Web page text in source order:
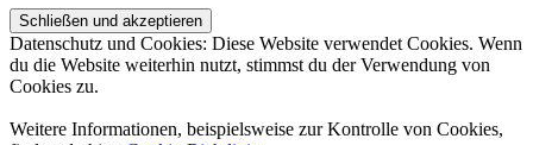
Datenschutz und Cookies: Diese Website verwendet Cookies. Wenn
du die Website weiterhin nutzt, stimmst du der Verwendung von
Cookies zu.
Weitere Informationen, beispielsweise zur Kontrolle von Cookies,